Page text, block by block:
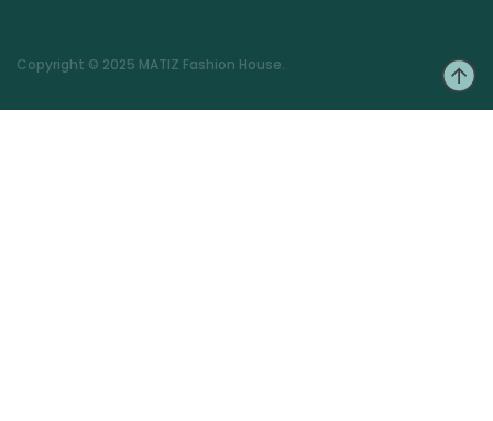
Copyright © 2025 MATIZ Fashion House.